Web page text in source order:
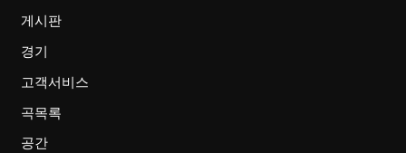
게시판
경기
고객서비스
곡목록
공간